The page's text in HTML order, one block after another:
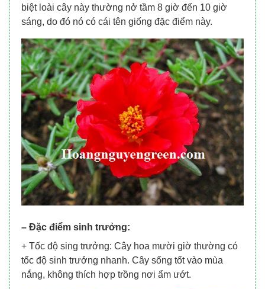
biệt loài cây này thường nở tầm 8 giờ đến 10 giờ
sáng, do đó nó có cái tên giống đặc điểm này.
– Đặc điểm sinh trưởng:
+ Tốc độ sing trưởng: Cây hoa mười giờ thường có
tốc độ sinh trưởng nhanh. Cây sống tốt vào mùa
nắng, không thích hợp trồng nơi ẩm ướt.